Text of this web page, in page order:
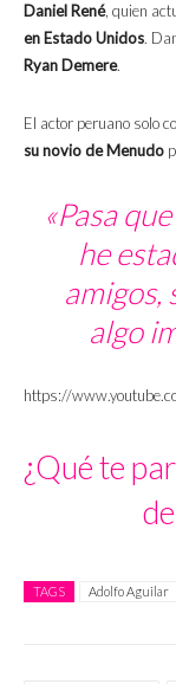
Daniel René, quien
en Estado Unidos.
Ryan Demere.
El actor peruano solo
su novio de Menudo
«Pasa
he
amigos,
algo
https://
¿Qué te
TAGS Adolfo Aguilar